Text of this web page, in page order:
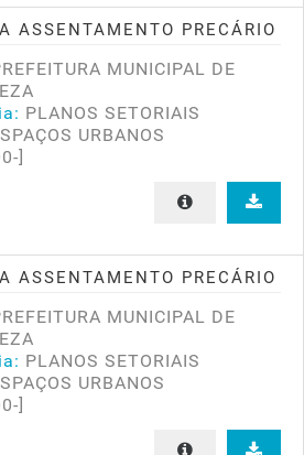
ASSENTAMENTO PRECÁRIO
MUNICIPAL DE
PLANOS SETORIAIS
URBANOS
]
ASSENTAMENTO PRECÁRIO
MUNICIPAL DE
PLANOS SETORIAIS
URBANOS
]